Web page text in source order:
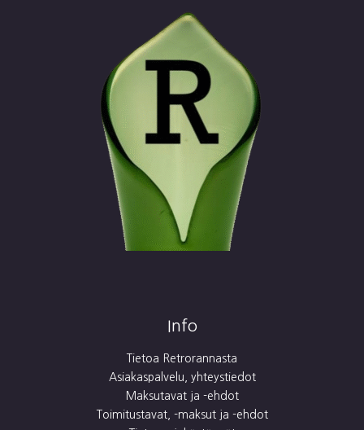
Info
Tietoa Retrorannasta
Asiakaspalvelu, yhteystiedot
Maksutavat ja -ehdot
Toimitustavat, -maksut ja -ehdot